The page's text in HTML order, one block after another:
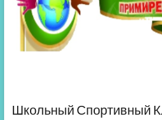
Школьный Спортивный